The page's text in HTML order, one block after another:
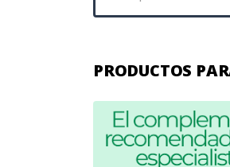
PRODUCTOS